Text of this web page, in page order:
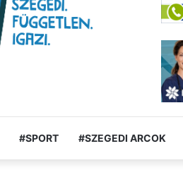
#SPORT #SZEGEDI ARCOK